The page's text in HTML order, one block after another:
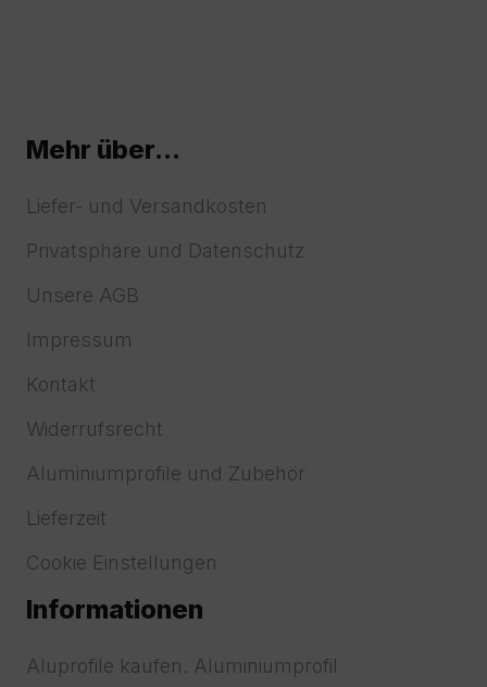
Mehr über...
Liefer- und Versandkosten
Privatsphäre und Datenschutz
Unsere AGB
Impressum
Kontakt
Widerrufsrecht
Aluminiumprofile und Zubehör
Lieferzeit
Cookie Einstellungen
Informationen
Aluprofile kaufen. Aluminiumprofil